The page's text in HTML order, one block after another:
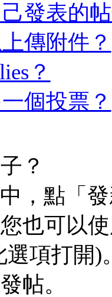
發表的
傳附件？
？
個投票？
？
，點「
也可以
選項打開
帖。